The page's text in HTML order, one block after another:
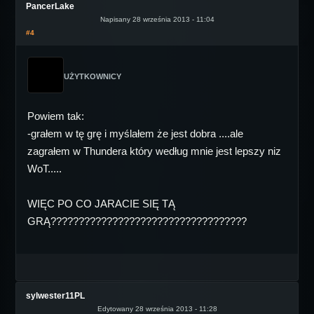
PancerLake
Napisany 28 września 2013 - 11:04
#4
UŻYTKOWNICY
Powiem tak:
-grałem w tę grę i myślałem że jest dobra ....ale
zagrałem w Thundera który według mnie jest lepszy niz
WoT.....
WIĘC PO CO JARACIE SIĘ TĄ
GRĄ???????????????????????????????????
sylwester11PL
Edytowany 28 września 2013 - 11:28